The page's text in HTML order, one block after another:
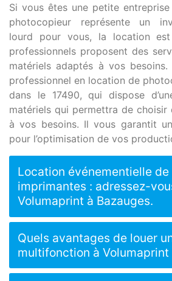
Si vous êtes une petite entreprise
photocopieur représente un
lourd pour vous, la location
professionnels proposent des
matériels adaptés à vos
professionnel en location de
dans le 17490, qui dispose
matériels qui permettra de
à vos besoins. Il vous garantit
pour l’optimisation de vos
Location événementielle
imprimantes : adressez-
Volumaprint à Bazauges.
Quels avantages de louer
multifonction à Volumaprint